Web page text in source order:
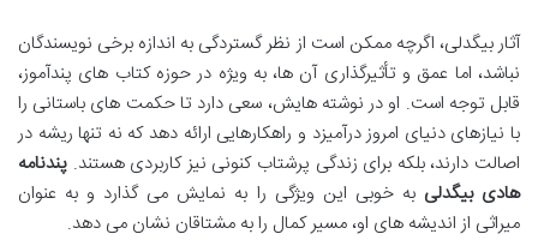
آثار بیگدلی، اگرچه ممکن است از نظر گستردگی به اندازه برخی نویسندگان
نباشد، اما عمق و تأثیرگذاری آن ها، به ویژه در حوزه کتاب های پندآموز،
قابل توجه است. او در نوشته هایش، سعی دارد تا حکمت های باستانی را
با نیازهای دنیای امروز درآمیزد و راهکارهایی ارائه دهد که نه تنها ریشه در
اصالت دارند، بلکه برای زندگی پرشتاب کنونی نیز کاربردی هستند. پندنامه
هادی بیگدلی به خوبی این ویژگی را به نمایش می گذارد و به عنوان
میراثی از اندیشه های او، مسیر کمال را به مشتاقان نشان می دهد.